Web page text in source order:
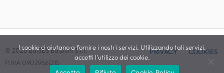
© 2026 EdiSES Edizioni S.r.l. -
P.IVA 09029561215
PRIVACY COOKIES
I cookie ci aiutano a fornire i nostri servizi. Utilizzando tali servizi,
accetti l'utilizzo dei cookie.